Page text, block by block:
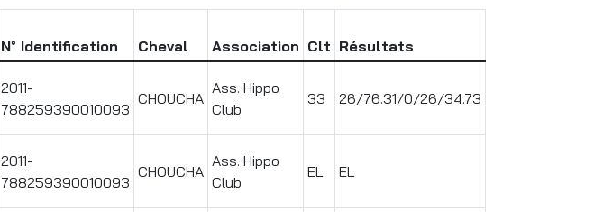
N° Identification Cheval Association Clt Résultats
2011-
788259390010093
CHOUCHA
Ass. Hippo
Club
33 26/76.31/0/26/34.73
2011-
788259390010093
CHOUCHA
Ass. Hippo
Club
EL EL